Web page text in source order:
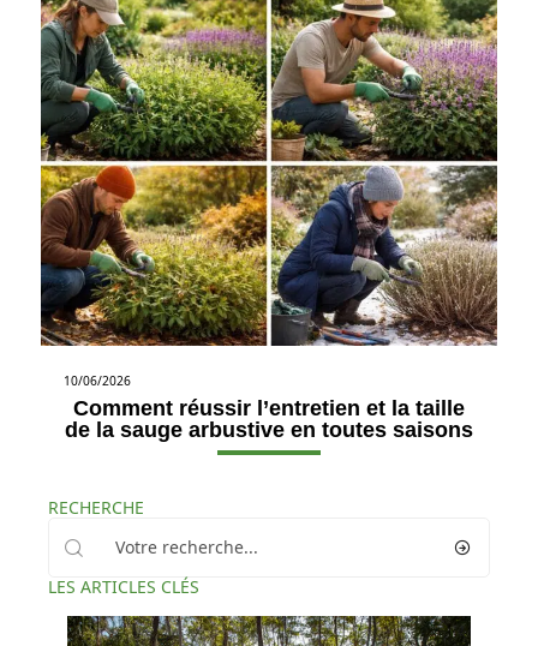
10/06/2026
Comment réussir l’entretien et la taille
de la sauge arbustive en toutes saisons
RECHERCHE
LES ARTICLES CLÉS